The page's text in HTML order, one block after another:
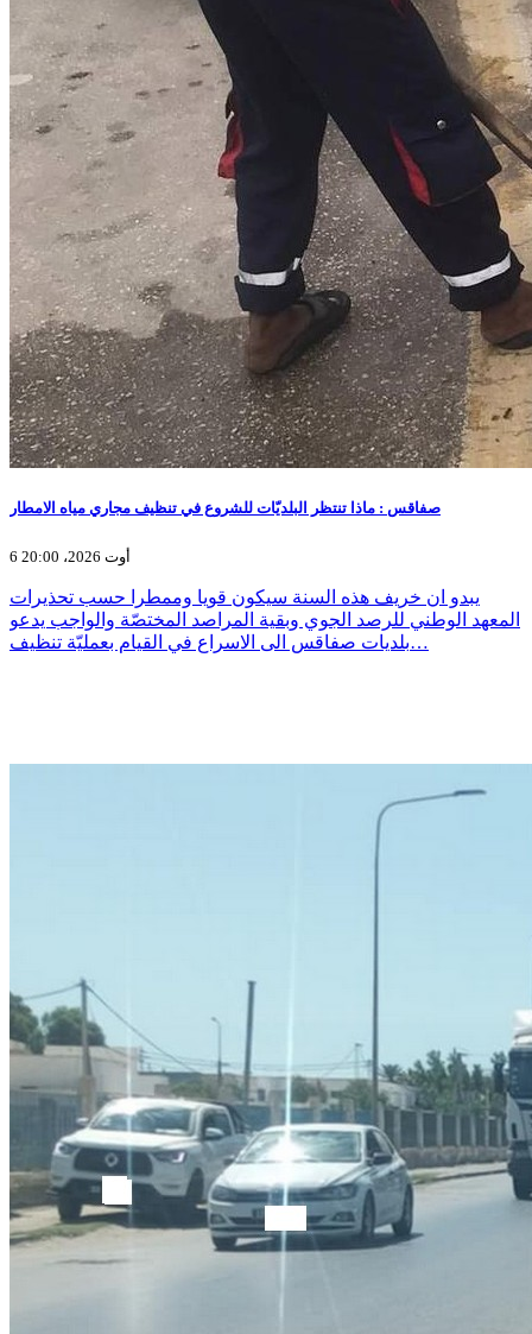
صفاقس : ماذا تنتظر البلديّات للشروع في تنظيف مجاري مياه الامطار
6 أوت 2026، 20:00
يبدو ان خريف هذه السنة سيكون قويا وممطرا حسب تحذيرات
المعهد الوطني للرصد الجوي وبقية المراصد المختصّة والواجب يدعو
بلديات صفاقس الى الاسراع في القيام بعمليّة تنظيف…